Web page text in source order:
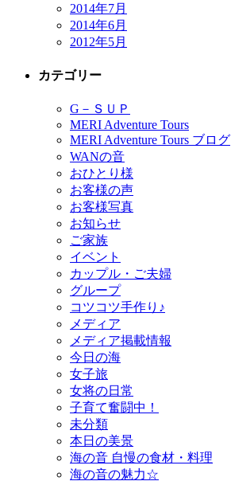
2014年7月
2014年6月
2012年5月
カテゴリー
G－ＳＵＰ
MERI Adventure Tours
MERI Adventure Tours ブログ
WANの音
おひとり様
お客様の声
お客様写真
お知らせ
ご家族
イベント
カップル・ご夫婦
グループ
コツコツ手作り♪
メディア
メディア掲載情報
今日の海
女子旅
女将の日常
子育て奮闘中！
未分類
本日の美景
海の音 自慢の食材・料理
海の音の魅力☆